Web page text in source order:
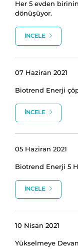
Her 5 evden birinin
dönüşüyor.
İNCELE
07 Haziran 2021
Biotrend Enerji
İNCELE
05 Haziran 2021
Biotrend Enerji 5
İNCELE
10 Nisan 2021
Yükselmeye